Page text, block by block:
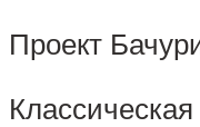
Проект
Классическая